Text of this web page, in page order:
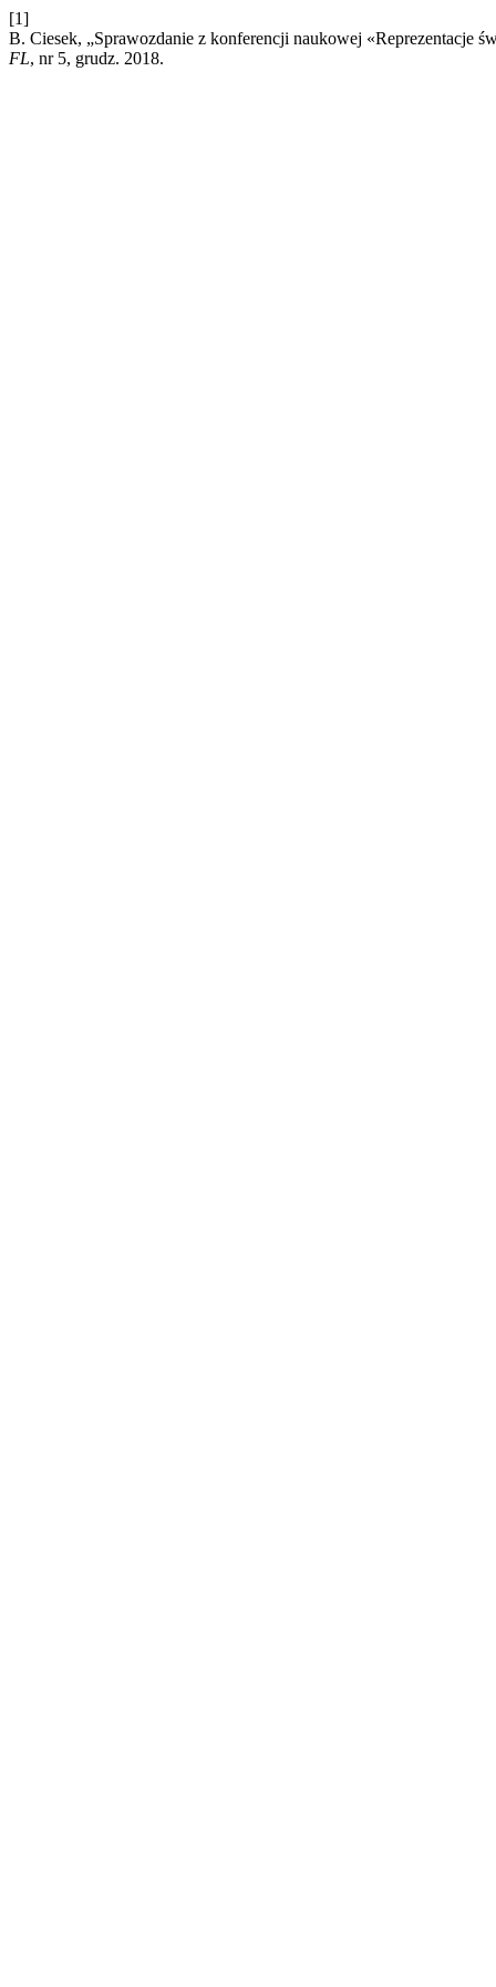
[1]
B. Ciesek, „Sprawozdanie z konferencji naukowej «Reprezentacje
FL, nr 5, grudz. 2018.